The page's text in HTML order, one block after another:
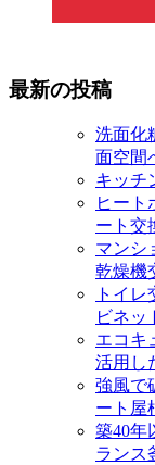
最新の投稿
洗面化
面空間
キッチ
ヒート
ート交
マンシ
乾燥機
トイ
ビネッ
エコキ
活用し
強風で
ート屋
築40年
ランス